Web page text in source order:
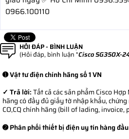
0966.100110
HỎI ĐÁP - BÌNH LUẬN
(Hỏi đáp, bình luận "Cisco SG350X-
➊ Vật tư điện chính hãng số 1 VN
✓ Trả lời:Tất cả các sản phẩm Cisco
hãng có đầy đủ giấy tờ nhập khẩu,
CO,CQ chính hãng (bill of lading,
➋ Phân phối thiết bị điện uy tín hàng đầu